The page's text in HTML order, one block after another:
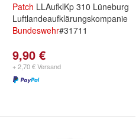
Patch LLAufklKp 310 Lüneburg
Luftlandeaufklärungskompanie
Bundeswehr#31711
9,90 €
+ 2,70 € Versand